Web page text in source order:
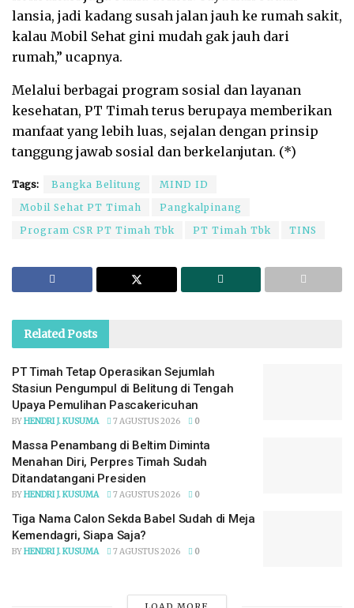
lansia, jadi kadang susah jalan jauh ke rumah sakit,
kalau Mobil Sehat gini mudah gak jauh dari
rumah,” ucapnya.
Melalui berbagai program sosial dan layanan
kesehatan, PT Timah terus berupaya memberikan
manfaat yang lebih luas, sejalan dengan prinsip
tanggung jawab sosial dan berkelanjutan. (*)
Tags: Bangka Belitung
MIND ID
Mobil Sehat PT Timah
Pangkalpinang
Program CSR PT Timah Tbk
PT Timah Tbk TINS
RelatedPosts
PT Timah Tetap Operasikan Sejumlah
Stasiun Pengumpul di Belitung di Tengah
Upaya Pemulihan Pascakericuhan
BYHENDRI J. KUSUMA 7 AGUSTUS 2026 0
Massa Penambang di Beltim Diminta
Menahan Diri, Perpres Timah Sudah
Ditandatangani Presiden
BYHENDRI J. KUSUMA 7 AGUSTUS 2026 0
Tiga Nama Calon Sekda Babel Sudah di Meja
Kemendagri, Siapa Saja?
BYHENDRI J. KUSUMA 7 AGUSTUS 2026 0